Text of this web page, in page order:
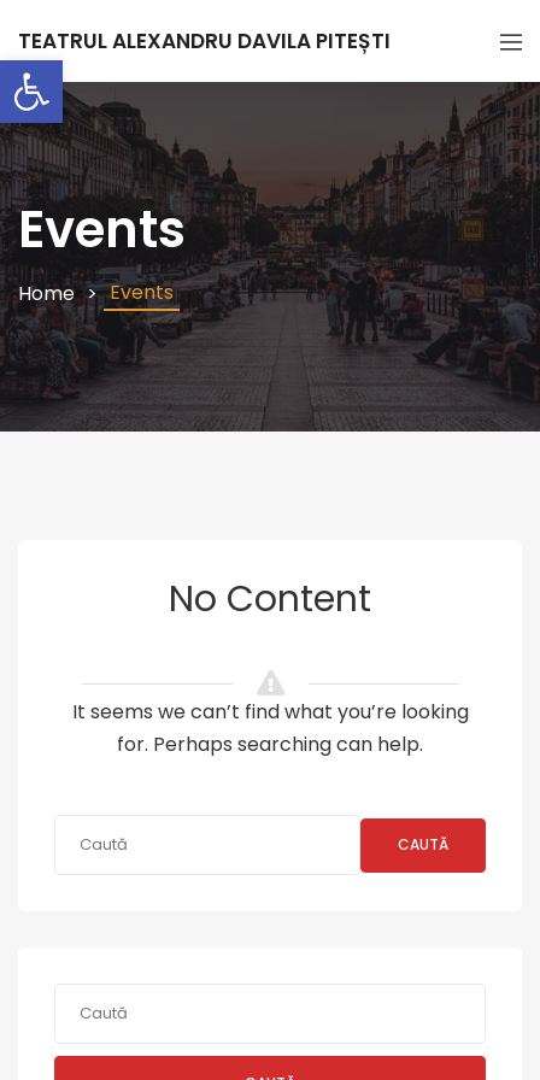
Deschide bara de unelte
TEATRUL ALEXANDRU DAVILA PITEȘTI
Events
Home Events
No Content
It seems we can’t find what you’re looking
for. Perhaps searching can help.
CAUTĂ